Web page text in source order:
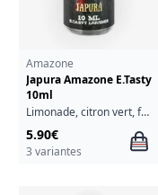
Amazone
Japura Amazone E.Tasty
10ml
Limonade, citron vert, fruits rouges, cassis
5.90€
3 variantes